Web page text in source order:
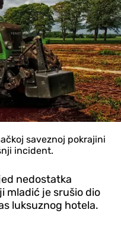
saveznoj pokrajini
incident.
nedostatka
mladić je srušio dio
luksuznog hotela.